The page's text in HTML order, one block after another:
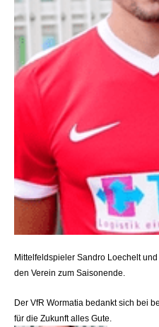
Mittelfeldspieler Sandro Loechelt
den Verein zum Saisonende.
Der VfR Wormatia bedankt sich bei
für die Zukunft alles Gute.